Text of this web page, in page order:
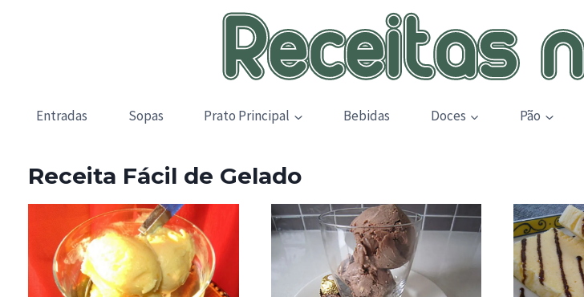
Entradas Sopas Prato Principal Bebidas Doces Pão
Receita Fácil de Gelado